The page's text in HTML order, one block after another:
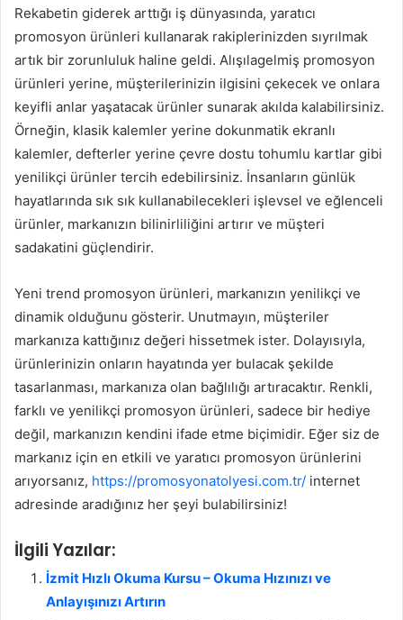
Rekabetin giderek arttığı iş dünyasında, yaratıcı
promosyon ürünleri kullanarak rakiplerinizden sıyrılmak
artık bir zorunluluk haline geldi. Alışılagelmiş promosyon
ürünleri yerine, müşterilerinizin ilgisini çekecek ve onlara
keyifli anlar yaşatacak ürünler sunarak akılda kalabilirsiniz.
Örneğin, klasik kalemler yerine dokunmatik ekranlı
kalemler, defterler yerine çevre dostu tohumlu kartlar gibi
yenilikçi ürünler tercih edebilirsiniz. İnsanların günlük
hayatlarında sık sık kullanabilecekleri işlevsel ve eğlenceli
ürünler, markanızın bilinirliliğini artırır ve müşteri
sadakatini güçlendirir.
Yeni trend promosyon ürünleri, markanızın yenilikçi ve
dinamik olduğunu gösterir. Unutmayın, müşteriler
markanıza kattığınız değeri hissetmek ister. Dolayısıyla,
ürünlerinizin onların hayatında yer bulacak şekilde
tasarlanması, markanıza olan bağlılığı artıracaktır. Renkli,
farklı ve yenilikçi promosyon ürünleri, sadece bir hediye
değil, markanızın kendini ifade etme biçimidir. Eğer siz de
markanız için en etkili ve yaratıcı promosyon ürünlerini
arıyorsanız, https://promosyonatolyesi.com.tr/ internet
adresinde aradığınız her şeyi bulabilirsiniz!
İlgili Yazılar:
İzmit Hızlı Okuma Kursu – Okuma Hızınızı ve
Anlayışınızı Artırın